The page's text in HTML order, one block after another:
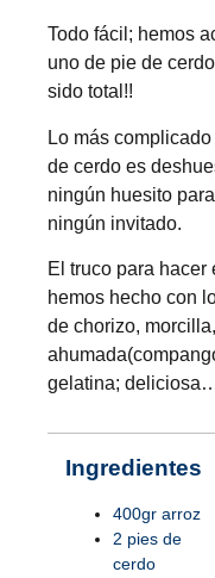
Todo fácil; hemos
uno de pie de
sido total!!
Lo más
de cerdo es
ningún huesito
ningún invitado.
El truco para
hemos hecho con
de chorizo,
gelatina;
Ingredientes
400gr arroz
2 pies de
cerdo